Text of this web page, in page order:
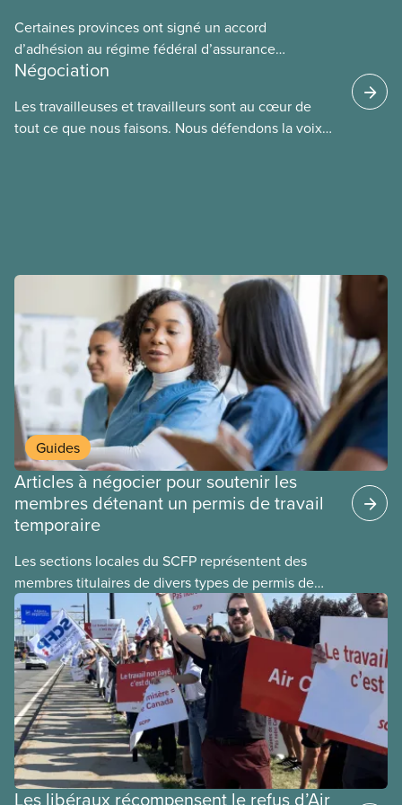
Certaines provinces ont signé un accord
d’adhésion au régime fédéral d’assurance
médicaments. Les sections locales du SCFP dans
régime pourrait avoir sur leurs avantages
sociaux actuels.
Négociation
Les travailleuses et travailleurs sont au cœur de
tout ce que nous faisons. Nous défendons la voix
Guides
Articles à négocier pour soutenir les
membres détenant un permis de travail
temporaire
Les sections locales du SCFP représentent des
membres titulaires de divers types de permis de
travail temporaires, incluant les permis pour
travailleuses et travailleurs étrangers temporaires,
les permis d’études et les permis de
travail postdiplôme.
Les libéraux récompensent le refus d’Air